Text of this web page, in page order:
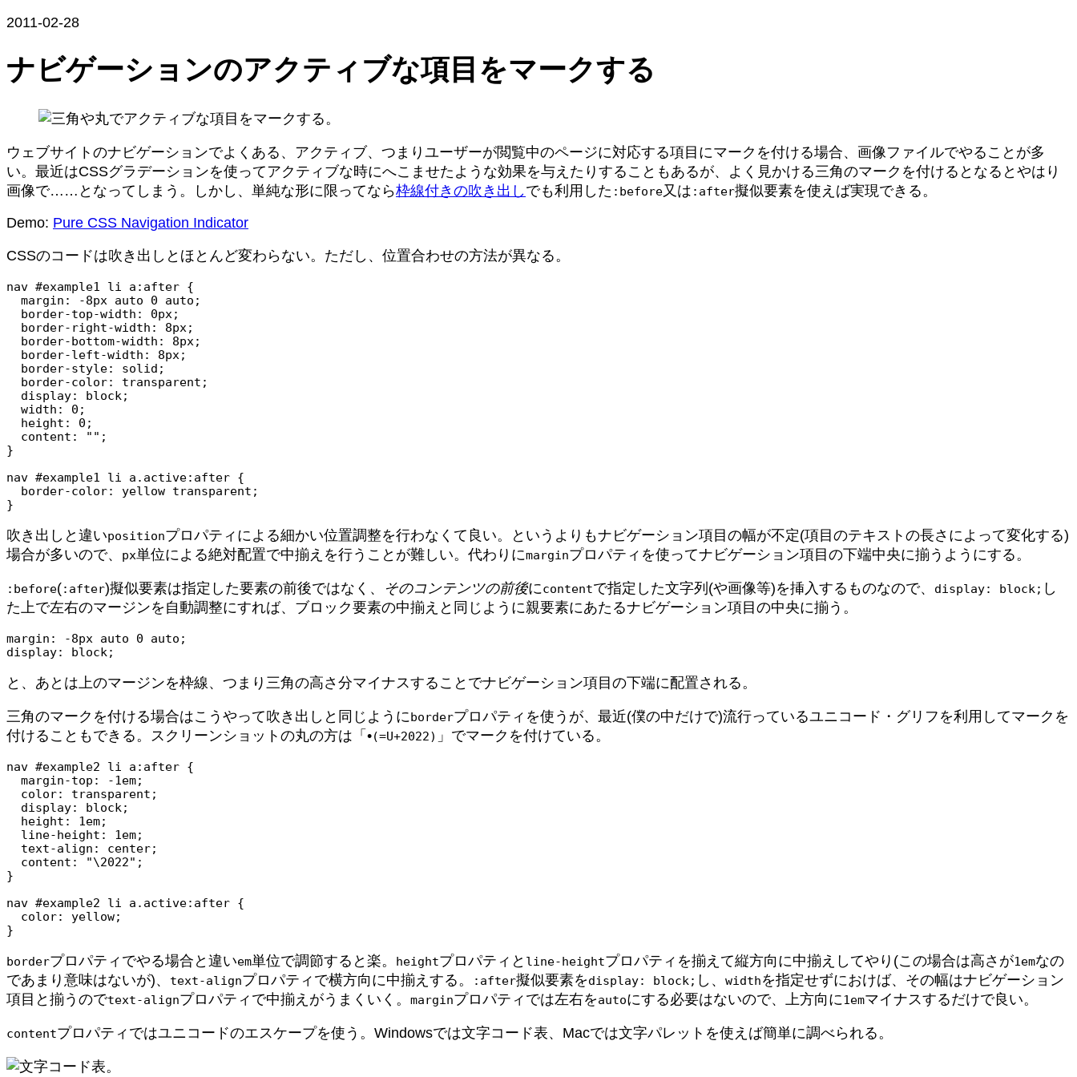
2011-02-28
ナビゲーションのアクティブな項目をマークする
ウェブサイトのナビゲーションでよくある、アクティブ、つまりユーザーが閲覧中のページに対応する項目にマークを付ける場合、画像ファイルでやることが多
い。最近はCSSグラデーションを使ってアクティブな時にへこませたような効果を与えたりすることもあるが、よく見かける三角のマークを付けるとなるとやはり
画像で……となってしまう。しかし、単純な形に限ってなら枠線付きの吹き出し でも利用した :before又は :after擬似要素を使えば実現できる。
Demo: Pure CSS Navigation Indicator
CSSのコードは吹き出しとほとんど変わらない。ただし、位置合わせの方法が異なる。
nav #example1 li a:after {
}
nav #example1 li a.active:after {
}
吹き出しと違いpositionプロパティによる細かい位置調整を行わなくて良い。というよりもナビゲーション項目の幅が不定(項目のテキストの長さによって変化する)
場合が多いので、
px単位による絶対配置で中揃えを行うことが難しい。代わりにmarginプロパティを使ってナビゲーション項目の下端中央に揃うようにする。
:before(:after)擬似要素は指定した要素の前後ではなく、 そのコンテンツの前後にcontentで指定した文字列(や画像等)を挿入するものなので、 display: block; し
た上で左右のマージンを自動調整にすれば、ブロック要素の中揃えと同じように親要素にあたるナビゲーション項目の中央に揃う。
margin: -8px auto 0 auto;
display: block;
と、あとは上のマージンを枠線、つまり三角の高さ分マイナスすることでナビゲーション項目の下端に配置される。
三角のマークを付ける場合はこうやって吹き出しと同じようにborderプロパティを使うが、最近(僕の中だけで)流行っているユニコード・グリフを利用してマークを
付けることもできる。スクリーンショットの丸の方は「•(=U+2022) 」でマークを付けている。
nav #example2 li a:after {
}
nav #example2 li a.active:after {
}
borderプロパティでやる場合と違いem単位で調節すると楽。 heightプロパティと line-heightプロパティを揃えて縦方向に中揃えしてやり(この場合は高さが1emなの
であまり意味はないが)、
text-alignプロパティで横方向に中揃えする。 :after擬似要素をdisplay: block; し、 widthを指定せずにおけば、その幅はナビゲーション
項目と揃うのでtext-alignプロパティで中揃えがうまくいく。 marginプロパティでは左右をautoにする必要はないので、上方向に1emマイナスするだけで良い。
contentプロパティではユニコードのエスケープを使う。Windowsでは文字コード表、Macでは文字パレットを使えば簡単に調べられる。